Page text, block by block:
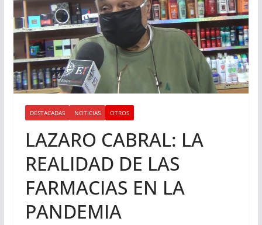
DESTACADAS NOTICIAS OTROS
LAZARO CABRAL: LA
REALIDAD DE LAS
FARMACIAS EN LA
PANDEMIA